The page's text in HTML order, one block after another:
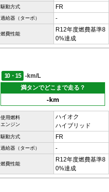
駆動方式 FR
過給器（ターボ） -
燃費性能
R12年度燃費基準8
0%達成
10・15
-km/L
満タンでどこまで走る？
-km
使用燃料
エンジン
ハイオク
ハイブリッド
駆動方式 FR
過給器（ターボ） -
燃費性能
R12年度燃費基準8
0%達成